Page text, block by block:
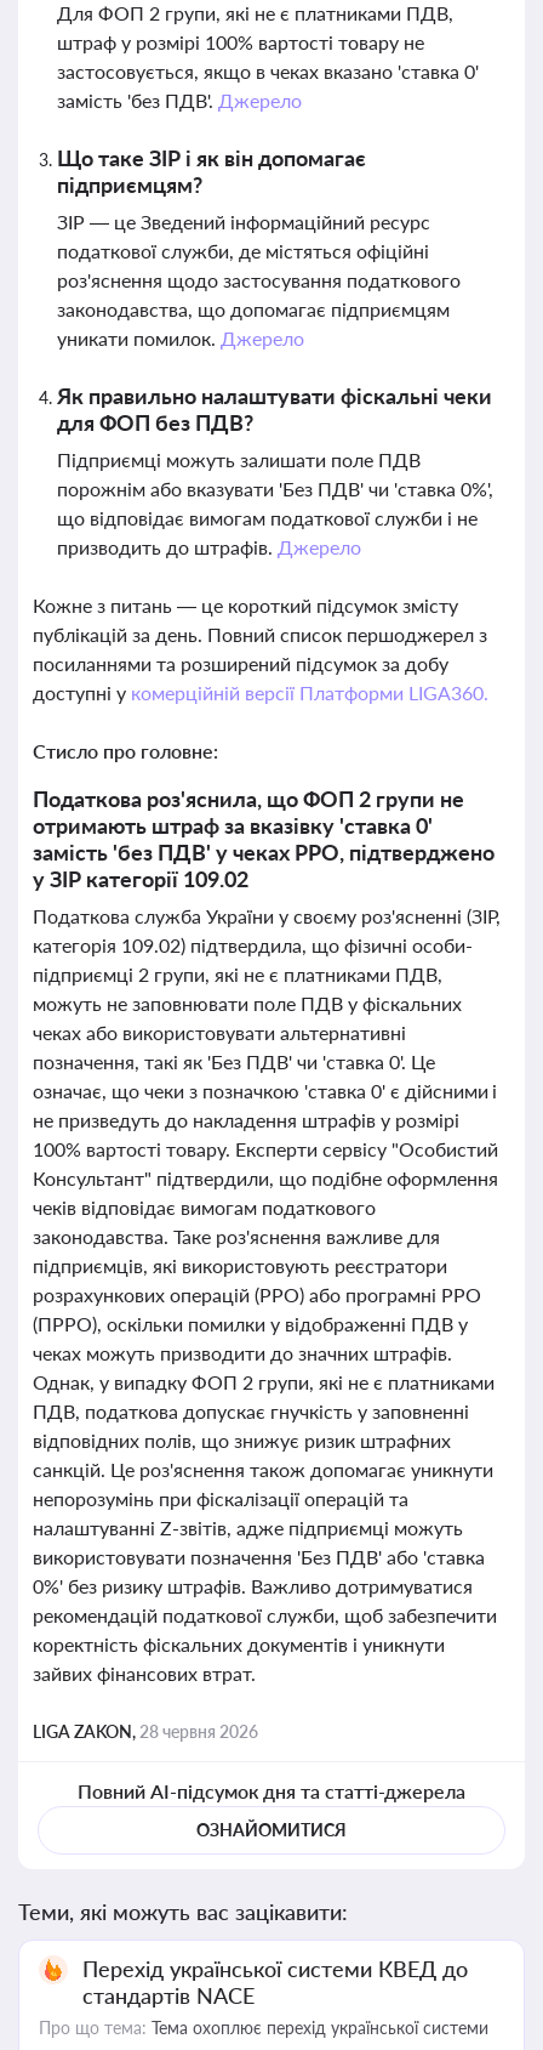
Для ФОП 2 групи, які не є платниками ПДВ,
штраф у розмірі 100% вартості товару не
застосовується, якщо в чеках вказано 'ставка 0'
замість 'без ПДВ'. Джерело
Що таке ЗІР і як він допомагає
підприємцям?
ЗІР — це Зведений інформаційний ресурс
податкової служби, де містяться офіційні
роз'яснення щодо застосування податкового
законодавства, що допомагає підприємцям
уникати помилок. Джерело
Як правильно налаштувати фіскальні чеки
для ФОП без ПДВ?
Підприємці можуть залишати поле ПДВ
порожнім або вказувати 'Без ПДВ' чи 'ставка 0%',
що відповідає вимогам податкової служби і не
призводить до штрафів. Джерело
Кожне з питань — це короткий підсумок змісту
публікацій за день. Повний список першоджерел з
посиланнями та розширений підсумок за добу
доступні у комерційній версії Платформи LIGA360.
Стисло про головне:
Податкова роз'яснила, що ФОП 2 групи не
отримають штраф за вказівку 'ставка 0'
замість 'без ПДВ' у чеках РРО, підтверджено
у ЗІР категорії 109.02
Податкова служба України у своєму роз'ясненні (ЗІР,
категорія 109.02) підтвердила, що фізичні особи-
підприємці 2 групи, які не є платниками ПДВ,
можуть не заповнювати поле ПДВ у фіскальних
чеках або використовувати альтернативні
позначення, такі як 'Без ПДВ' чи 'ставка 0'. Це
означає, що чеки з позначкою 'ставка 0' є дійсними і
не призведуть до накладення штрафів у розмірі
100% вартості товару. Експерти сервісу "Особистий
Консультант" підтвердили, що подібне оформлення
чеків відповідає вимогам податкового
законодавства. Таке роз'яснення важливе для
підприємців, які використовують реєстратори
розрахункових операцій (РРО) або програмні РРО
(ПРРО), оскільки помилки у відображенні ПДВ у
чеках можуть призводити до значних штрафів.
Однак, у випадку ФОП 2 групи, які не є платниками
ПДВ, податкова допускає гнучкість у заповненні
відповідних полів, що знижує ризик штрафних
санкцій. Це роз'яснення також допомагає уникнути
непорозумінь при фіскалізації операцій та
налаштуванні Z-звітів, адже підприємці можуть
використовувати позначення 'Без ПДВ' або 'ставка
0%' без ризику штрафів. Важливо дотримуватися
рекомендацій податкової служби, щоб забезпечити
коректність фіскальних документів і уникнути
зайвих фінансових втрат.
LIGA ZAKON, 28 червня 2026
Повний AI-підсумок дня та статті-джерела
ОЗНАЙОМИТИСЯ
Теми, які можуть вас зацікавити:
Перехід української системи КВЕД до
стандартів NACE
Про що тема: Тема охоплює перехід української системи